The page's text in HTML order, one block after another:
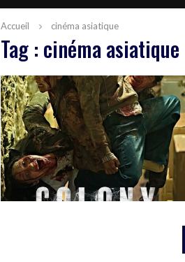
Accueil cinéma asiatique
Tag : cinéma asiatique